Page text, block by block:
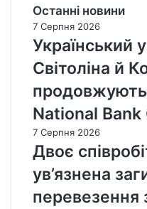
Останні новини
7 Серпня 2026
Український
Світоліна й
National Bank
7 Серпня 2026
Двоє
ув’язнена
перевезення